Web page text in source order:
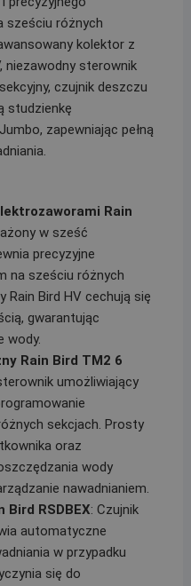
sześciu różnych
kolektor z
niezawodny sterownik
czujnik deszczu
studzienkę
zapewniając pełną
Rain
w sześć
precyzyjne
na sześciu różnych
Rain Bird HV cechują się
gwarantując
wody.
Rain Bird TM2 6
umożliwiający
sekcjach. Prosty
oraz
wody
nawadnianiem.
Bird RSDBEX: Czujnik
automatyczne
w przypadku
się do